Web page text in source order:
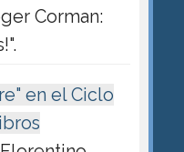
Corman:
en el Ciclo